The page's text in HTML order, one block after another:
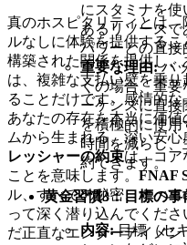
にスタミナを
あるリソース
パワーとの直接
重要な理由:バ
くの場合、重要
ーケンスに直
を積極的に使用
時間を減らし、
約できます。
黄金習慣3：目標の
内容:目標（セ
真のホスピタリティとは
ルなしに体験を提供する
構築された関係を提供し
は、複雑な支払い壁を乗
ることだけです。感情的
あなたの存在を本当に価
ムから生まれる、深い安心
レッシャーの約束は、コア
ことを意味します。 FNAF
ル、すべての秘密、すべ
って深く潜り込んでくだ
だ正直なエンターテイメ